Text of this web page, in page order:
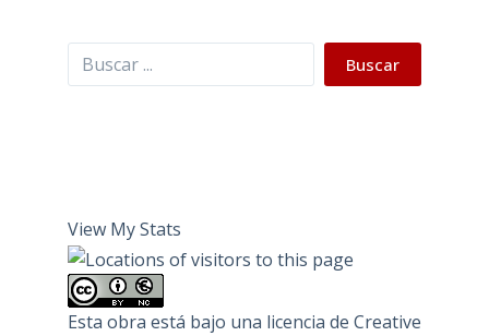
Buscar Buscar
View My Stats
Esta obra está bajo una licencia de Creative